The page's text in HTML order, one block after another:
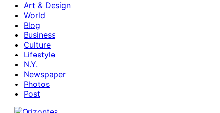
Art & Design
World
Blog
Business
Culture
Lifestyle
N.Y.
Newspaper
Photos
Post